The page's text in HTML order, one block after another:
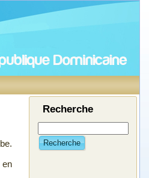
Recherche
Recherche